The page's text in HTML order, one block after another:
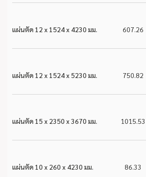
แผ่นตัด 12 x 1524 x 4230 มม. 607.26
แผ่นตัด 12 x 1524 x 5230 มม. 750.82
แผ่นตัด 15 x 2350 x 3670 มม. 1015.53
แผ่นตัด 10 x 260 x 4230 มม. 86.33